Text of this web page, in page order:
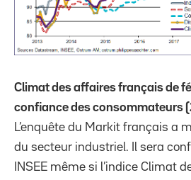
Climat des affaires français de
confiance des consommateurs
L’enquête du Markit français a
du secteur industriel. Il sera
INSEE même si l’indice Climat